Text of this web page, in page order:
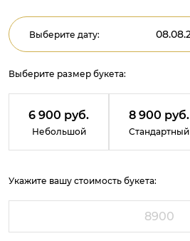
Выберите дату:
Выберите размер букета:
6 900 руб.
Небольшой
8 900 руб.
Стандартный
Укажите вашу стоимость букета: